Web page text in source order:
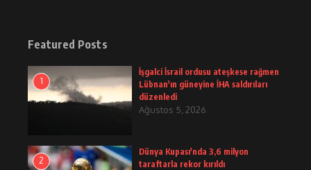
Featured Posts
1
İşgalci İsrail ordusu ateşkese rağmen
Lübnan'ın güneyine İHA saldırıları
düzenledi
Ağustos 5, 2026
2
Dünya Kupası'nda 3,6 milyon
taraftarla rekor kırıldı